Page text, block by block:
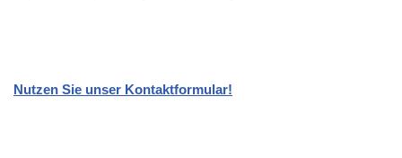
Nutzen Sie unser Kontaktformular!